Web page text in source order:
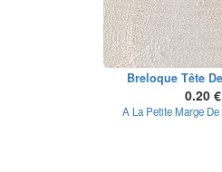
Breloque Tête
0.20 €
A La Petite Marge